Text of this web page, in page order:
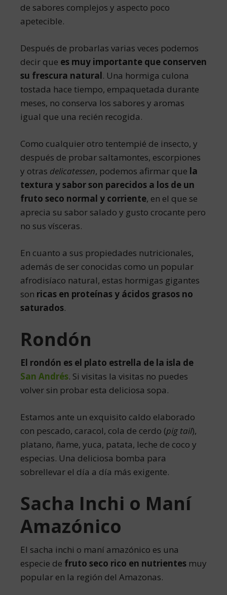
de sabores complejos y aspecto poco
apetecible.
Después de probarlas varias veces podemos
decir que es muy importante que conserven
su frescura natural. Una hormiga culona
tostada hace tiempo, empaquetada durante
meses, no conserva los sabores y aromas
igual que una recién recogida.
Como cualquier otro tentempié de insecto, y
después de probar saltamontes, escorpiones
y otras delicatessen, podemos afirmar que la
textura y sabor son parecidos a los de un
fruto seco normal y corriente, en el que se
aprecia su sabor salado y gusto crocante pero
no sus vísceras.
En cuanto a sus propiedades nutricionales,
además de ser conocidas como un popular
afrodisíaco natural, estas hormigas gigantes
son ricas en proteínas y ácidos grasos no
saturados.
Rondón
El rondón es el plato estrella de la isla de
San Andrés. Si visitas la visitas no puedes
volver sin probar esta deliciosa sopa.
Estamos ante un exquisito caldo elaborado
con pescado, caracol, cola de cerdo (pig tail),
platano, ñame, yuca, patata, leche de coco y
especias. Una deliciosa bomba para
sobrellevar el día a día más exigente.
Sacha Inchi o Maní
Amazónico
El sacha inchi o maní amazónico es una
especie de fruto seco rico en nutrientes muy
popular en la región del Amazonas.